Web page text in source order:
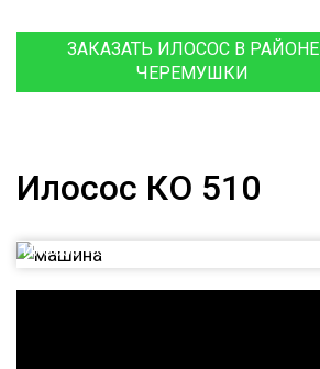
ЗАКАЗАТЬ ИЛОСОС В РАЙОНЕ
ЧЕРЕМУШКИ
Илосос КО 510
Илосос КО 510